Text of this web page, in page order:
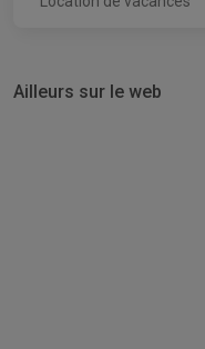
Ailleurs sur le web